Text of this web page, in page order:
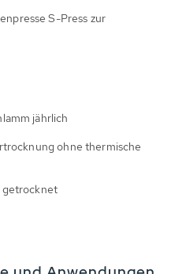
S-Press zur
jährlich
ohne thermische
getrocknet